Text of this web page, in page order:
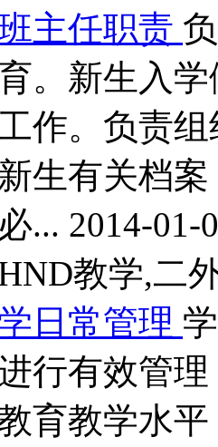
主任职责
。新生入
作。负责
生有关档
... 2014-01-
教学,二
日常管理
行有效管
育教学水